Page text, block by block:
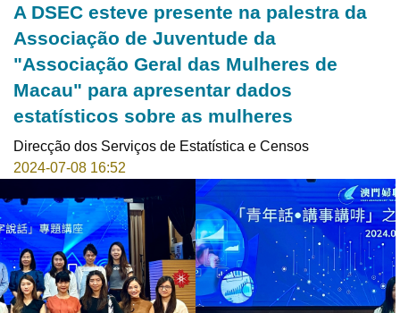
A DSEC esteve presente na palestra da
Associação de Juventude da
"Associação Geral das Mulheres de
Macau" para apresentar dados
estatísticos sobre as mulheres
Direcção dos Serviços de Estatística e Censos
2024-07-08 16:52